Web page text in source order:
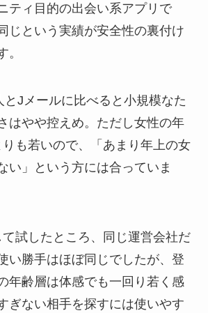
ティ目的の出会い系アプリで
じという実績が安全性の裏付け
。
Jメールに比べると小規模なた
はやや控えめ。ただし女性の年
も若いので、「あまり年上の女
い」という方には合っていま
試したところ、同じ運営会社だ
い勝手はほぼ同じでしたが、登
年齢層は体感でも一回り若く感
ぎない相手を探すには使いやす